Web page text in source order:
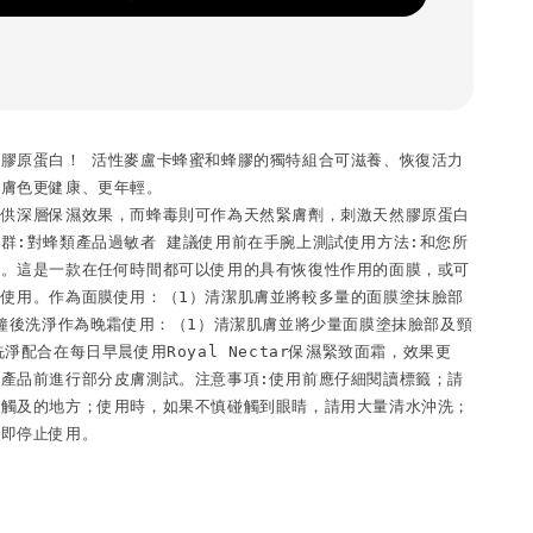
原蛋白！ 活性麥盧卡蜂蜜和蜂膠的獨特組合可滋養、恢復活力
色更健康、更年輕。
深層保濕效果，而蜂毒則可作為天然緊膚劑，刺激天然膠原蛋白
:對蜂類產品過敏者 建議使用前在手腕上測試使用方法:和您所
這是一款在任何時間都可以使用的具有恢復性作用的面膜，或可
用。作為面膜使用：（1）清潔肌膚並將較多量的面膜塗抹臉部
洗淨作為晚霜使用：（1）清潔肌膚並將少量面膜塗抹臉部及頸
淨配合在每日早晨使用Royal Nectar保濕緊致面霜，效果更
品前進行部分皮膚測試。注意事項:使用前應仔細閱讀標籤；請
及的地方；使用時，如果不慎碰觸到眼睛，請用大量清水沖洗；
停止使用。